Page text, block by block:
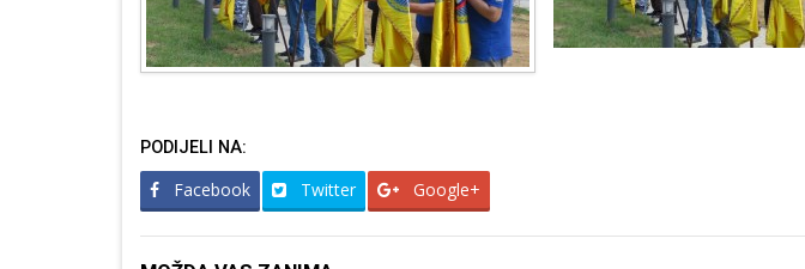
PODIJELI NA:
Facebook Twitter Google+